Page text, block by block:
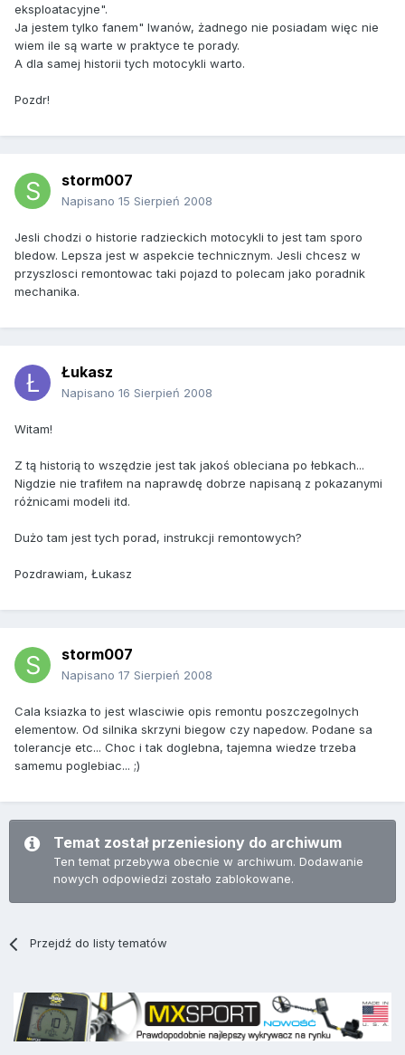
eksploatacyjne".
Ja jestem tylko fanem" Iwanów, żadnego nie posiadam więc nie
wiem ile są warte w praktyce te porady.
A dla samej historii tych motocykli warto.
Pozdr!
storm007
Napisano 15 Sierpień 2008
Jesli chodzi o historie radzieckich motocykli to jest tam sporo
bledow. Lepsza jest w aspekcie technicznym. Jesli chcesz w
przyszlosci remontowac taki pojazd to polecam jako poradnik
mechanika.
Łukasz
Napisano 16 Sierpień 2008
Witam!
Z tą historią to wszędzie jest tak jakoś obleciana po łebkach...
Nigdzie nie trafiłem na naprawdę dobrze napisaną z pokazanymi
różnicami modeli itd.
Dużo tam jest tych porad, instrukcji remontowych?
Pozdrawiam, Łukasz
storm007
Napisano 17 Sierpień 2008
Cala ksiazka to jest wlasciwie opis remontu poszczegolnych
elementow. Od silnika skrzyni biegow czy napedow. Podane sa
tolerancje etc... Choc i tak doglebna, tajemna wiedze trzeba
samemu poglebiac... ;)
Temat został przeniesiony do archiwum
Ten temat przebywa obecnie w archiwum. Dodawanie
nowych odpowiedzi zostało zablokowane.
Przejdź do listy tematów